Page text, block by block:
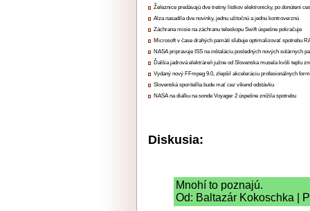
Železnice predávajú dve tretiny lístkov elektronicky, po donútení
Alza nasadila dve novinky, jednu užitočnú a jednu kontroverznú
Záchrana misie na záchranu teleskopu Swift úspešne pokračuje
Microsoft v čase drahých pamätí sľubuje optimalizovať spotrebu
NASA pripravuje ISS na inštaláciu posledných nových solárnych
Ďalšia jadrová elektráreň južne od Slovenska musela kvôli teplu
Vydaný nový FFmpeg 9.0, zlepšil akceleráciu profesionálnych
Slovenská sporiteľňa bude mať cez víkend odstávku
NASA na diaľku na sonde Voyager 2 úspešne znížila spotrebu
Diskusia:
Mnohí to poznajú.
Od: Baltazár Kokoschka |